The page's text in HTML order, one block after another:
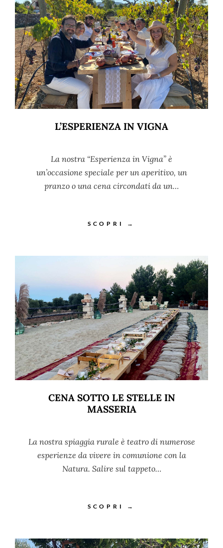
L’ESPERIENZA IN VIGNA
La nostra “Esperienza in Vigna” è
un’occasione speciale per un aperitivo, un
pranzo o una cena circondati da un…
SCOPRI →
CENA SOTTO LE STELLE IN
MASSERIA
La nostra spiaggia rurale è teatro di numerose
esperienze da vivere in comunione con la
Natura. Salire sul tappeto…
SCOPRI →